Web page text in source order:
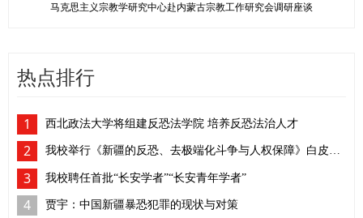
马克思主义宗教学研究中心赴内蒙古宗教工作研究会调研座谈
热点排行
1 西北政法大学将组建反恐法学院 培养反恐法治人才
2 我校举行《新疆的反恐、去极端化斗争与人权保障》白皮书学习座谈会
3 我校聘任首批“长安学者”“长安青年学者”
4 贾宇：中国新疆暴恐犯罪的现状与对策